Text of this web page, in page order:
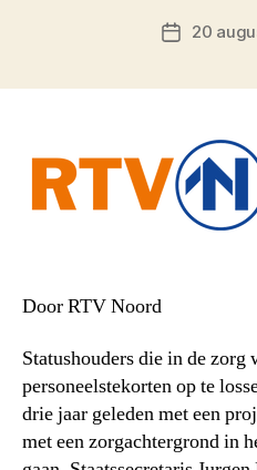
20
Door RTV Noord
Statushouders die in de zorg
personeelstekorten op te
drie jaar geleden met een
met een zorgachtergrond in